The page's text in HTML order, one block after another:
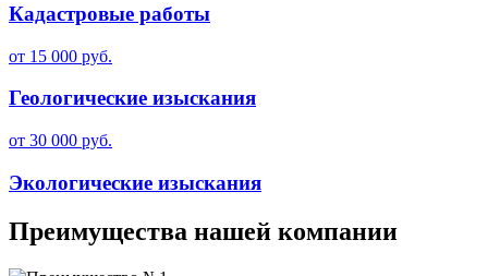
Кадастровые работы
от 15 000 руб.
Геологические изыскания
от 30 000 руб.
Экологические изыскания
Преимущества нашей компании